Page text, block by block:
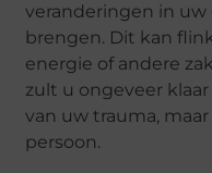
veranderingen in
brengen. Dit kan
energie of andere
zult u ongeveer
van uw trauma,
persoon.